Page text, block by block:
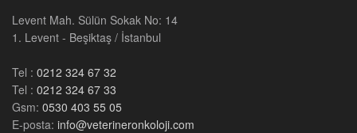
Levent Mah. Sülün Sokak No: 14
1. Levent - Beşiktaş / İstanbul
Tel : 0212 324 67 32
Tel : 0212 324 67 33
Gsm: 0530 403 55 05
E-posta: info@veterineronkoloji.com